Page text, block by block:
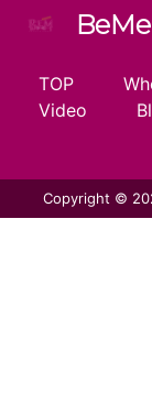
BeMe
TOP
Video
Copyright ©